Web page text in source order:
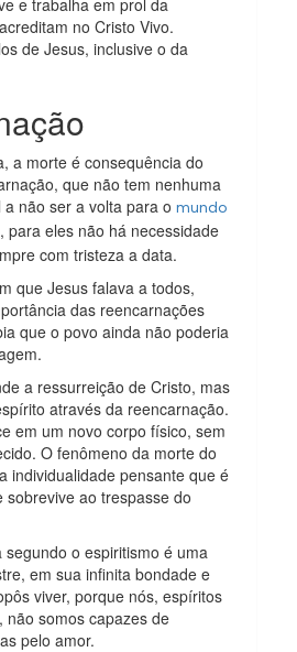
no Cristo Vivo.
de Jesus, inclusive o da
a morte é consequência do
que não tem nenhuma
a não ser a volta para omundo
para eles não há necessidade
com tristeza a data.
que Jesus falava a todos,
das reencarnações
que o povo ainda não poderia
a ressurreição de Cristo, mas
através da reencarnação.
em um novo corpo físico, sem
O fenômeno da morte do
individualidade pensante que é
sobrevive ao trespasse do
segundo o espiritismo é uma
em sua infinita bondade e
viver, porque nós, espíritos
não somos capazes de
pelo amor.